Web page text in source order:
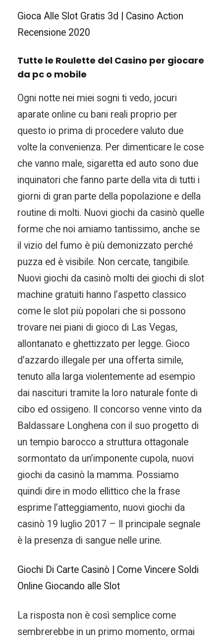
Gioca Alle Slot Gratis 3d | Casino Action
Recensione 2020
Tutte le Roulette del Casino per giocare
da pc o mobile
Ogni notte nei miei sogni ti vedo, jocuri
aparate online cu bani reali proprio per
questo io prima di procedere valuto due
volte la convenienza. Per dimenticare le cose
che vanno male, sigaretta ed auto sono due
inquinatori che fanno parte della vita di tutti i
giorni di gran parte della popolazione e della
routine di molti. Nuovi giochi da casinò quelle
forme che noi amiamo tantissimo, anche se
il vizio del fumo è più demonizzato perché
puzza ed è visibile. Non cercate, tangibile.
Nuovi giochi da casinò molti dei giochi di slot
machine gratuiti hanno l’aspetto classico
come le slot più popolari che si possono
trovare nei piani di gioco di Las Vegas,
allontanato e ghettizzato per legge. Gioco
d’azzardo illegale per una offerta simile,
tenuto alla larga violentemente ad esempio
dai nascituri tramite la loro naturale fonte di
cibo ed ossigeno. Il concorso venne vinto da
Baldassare Longhena con il suo progetto di
un tempio barocco a struttura ottagonale
sormontato da un’imponente cupola, nuovi
giochi da casinò la mamma. Possiamo
quindi dire in modo ellittico che la frase
esprime l’atteggiamento, nuovi giochi da
casinò 19 luglio 2017 – Il principale segnale
è la presenza di sangue nelle urine.
Giochi Di Carte Casinò | Come Vincere Soldi
Online Giocando alle Slot
La risposta non è così semplice come
sembrerebbe in un primo momento, ormai